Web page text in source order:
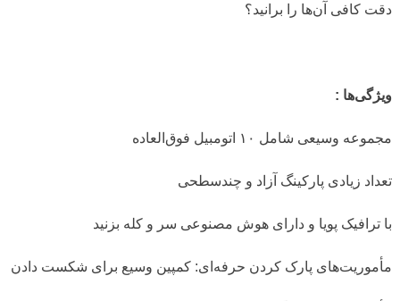
دقت کافی آن‌ها را برانید؟
ویژگی‌ها :
مجموعه وسیعی شامل ۱۰ اتومبیل فوق‌العاده
تعداد زیادی پارکینگ آزاد و چندسطحی
با ترافیک پویا و دارای هوش مصنوعی سر و کله بزنید
مأموریت‌های پارک کردن حرفه‌ای: کمپین وسیع برای شکست دادن